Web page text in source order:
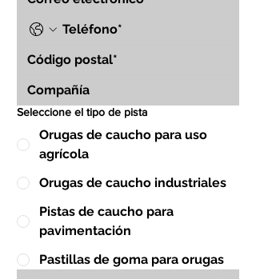
Seleccione el tipo de pista
Orugas de caucho para uso
agrícola
Orugas de caucho industriales
Pistas de caucho para
pavimentación
Pastillas de goma para orugas